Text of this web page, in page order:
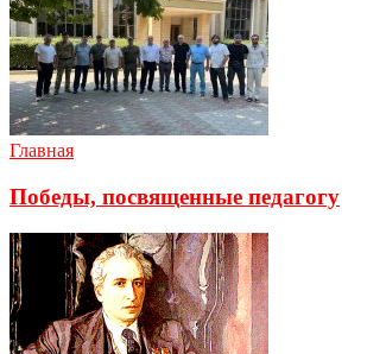
Главная
Победы, посвященные педагогу